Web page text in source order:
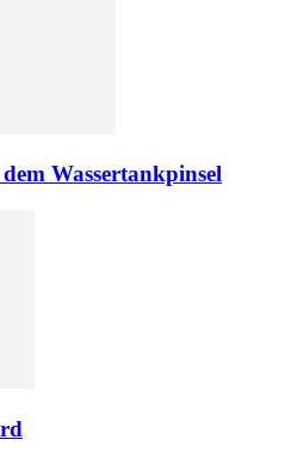
Wassertankpinsel